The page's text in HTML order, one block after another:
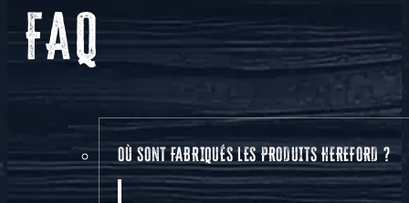
FAQ
OÙ SONT FABRIQUÉS LES PRODUITS HEREFORD ?